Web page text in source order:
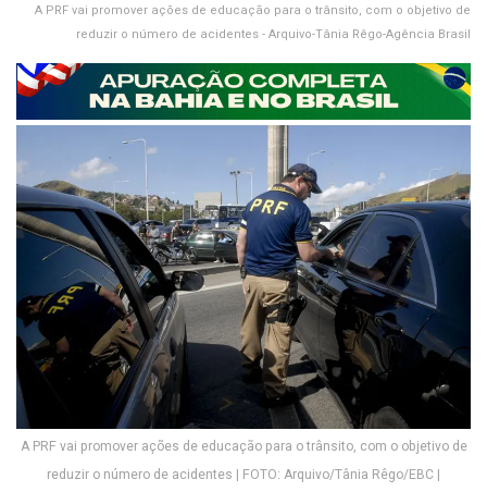
A PRF vai promover ações de educação para o trânsito, com o objetivo de
reduzir o número de acidentes - Arquivo-Tânia Rêgo-Agência Brasil
A PRF vai promover ações de educação para o trânsito, com o objetivo de
reduzir o número de acidentes | FOTO: Arquivo/Tânia Rêgo/EBC |